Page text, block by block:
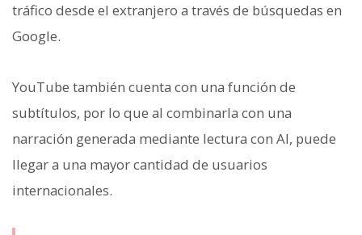
tráfico desde el extranjero a través de búsquedas en
Google.
YouTube también cuenta con una función de
subtítulos, por lo que al combinarla con una
narración generada mediante lectura con AI, puede
llegar a una mayor cantidad de usuarios
internacionales.